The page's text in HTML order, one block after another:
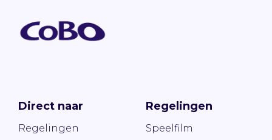
Direct naar
Regelingen
Regelingen
Speelfilm